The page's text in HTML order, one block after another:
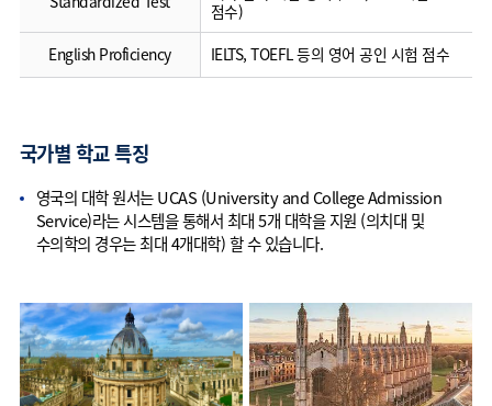
점수)
English Proficiency
IELTS, TOEFL 등의 영어 공인 시험 점수
국가별 학교 특징
영국의 대학 원서는 UCAS (University and College Admission
Service)라는 시스템을 통해서 최대 5개 대학을 지원 (의치대 및
수의학의 경우는 최대 4개대학) 할 수 있습니다.